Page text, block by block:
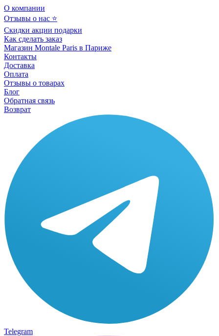
О компании
Отзывы о нас ⭐
Скидки акции подарки
Как сделать заказ
Магазин Montale Paris в Париже
Контакты
Доставка
Оплата
Отзывы о товарах
Блог
Обратная связь
Возврат
Telegram